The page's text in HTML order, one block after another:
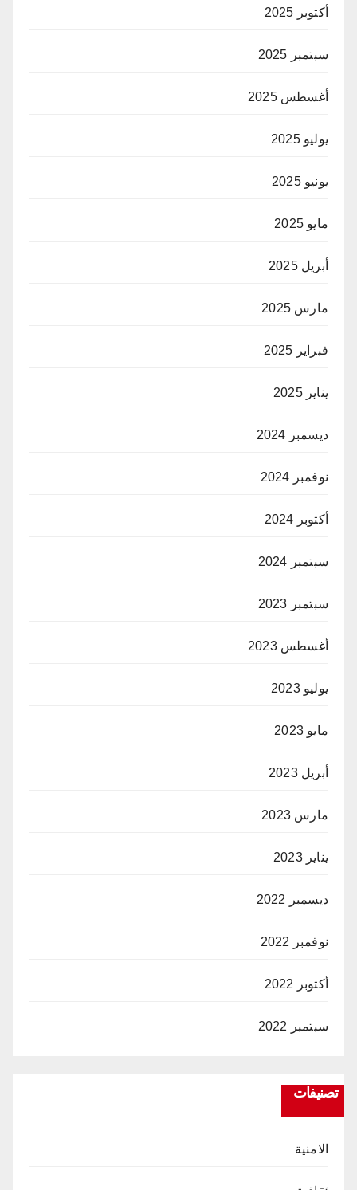
أكتوبر 2025
سبتمبر 2025
أغسطس 2025
يوليو 2025
يونيو 2025
مايو 2025
أبريل 2025
مارس 2025
فبراير 2025
يناير 2025
ديسمبر 2024
نوفمبر 2024
أكتوبر 2024
سبتمبر 2024
سبتمبر 2023
أغسطس 2023
يوليو 2023
مايو 2023
أبريل 2023
مارس 2023
يناير 2023
ديسمبر 2022
نوفمبر 2022
أكتوبر 2022
سبتمبر 2022
تصنيفات
الامنية